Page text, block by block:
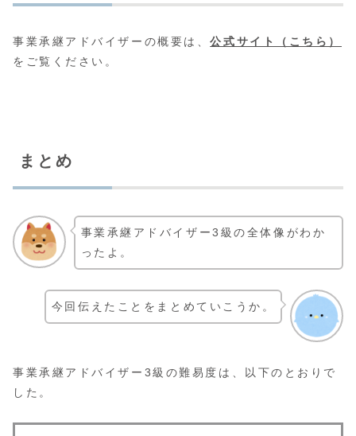
事業承継アドバイザーの概要は、公式サイト（こちら）
をご覧ください。
まとめ
事業承継アドバイザー3級の全体像がわか
ったよ。
今回伝えたことをまとめていこうか。
事業承継アドバイザー3級の難易度は、以下のとおりで
した。